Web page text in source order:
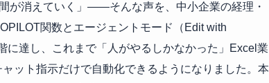
が消えていく」――そんな声を、中小企業の経理・
関数とエージェントモード（Edit with
に達し、これまで「人がやるしかなかった」Excel業
ット指示だけで自動化できるようになりました。本